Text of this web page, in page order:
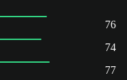
76
74
77